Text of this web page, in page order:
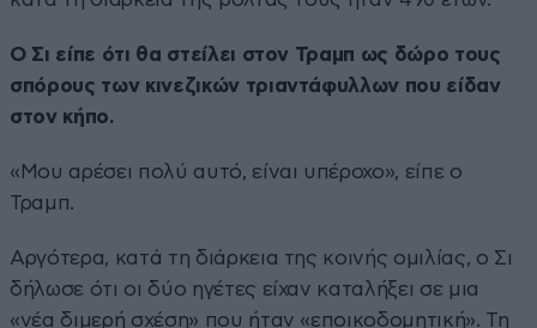
Ο Σι είπε ότι θα στείλει στον Τραμπ ως δώρο τους
σπόρους των κινεζικών τριαντάφυλλων που είδαν
στον κήπο.
«Μου αρέσει πολύ αυτό, είναι υπέροχο», είπε ο
Τραμπ.
Αργότερα, κατά τη διάρκεια της κοινής ομιλίας, ο Σι
δήλωσε ότι οι δύο ηγέτες είχαν καταλήξει σε μια
«νέα διμερή σχέση» που ήταν «εποικοδομητική». Τη